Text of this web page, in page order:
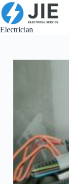
跳
至
内
Electrician